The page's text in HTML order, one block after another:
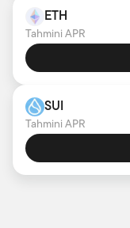
ETH
Tahmini APR
SUI
Tahmini APR